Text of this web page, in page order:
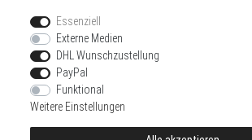
Essenziell
Externe Medien
DHL Wunschzustellung
PayPal
Funktional
Weitere Einstellungen